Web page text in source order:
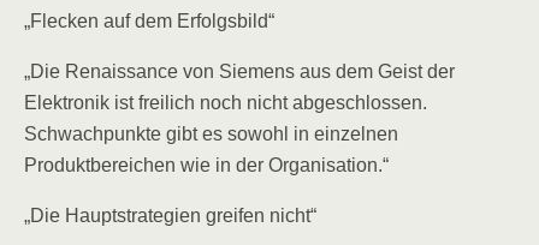
„Flecken auf dem Erfolgsbild“
„Die Renaissance von Siemens aus dem Geist der
Elektronik ist freilich noch nicht abgeschlossen.
Schwachpunkte gibt es sowohl in einzelnen
Produktbereichen wie in der Organisation.“
„Die Hauptstrategien greifen nicht“